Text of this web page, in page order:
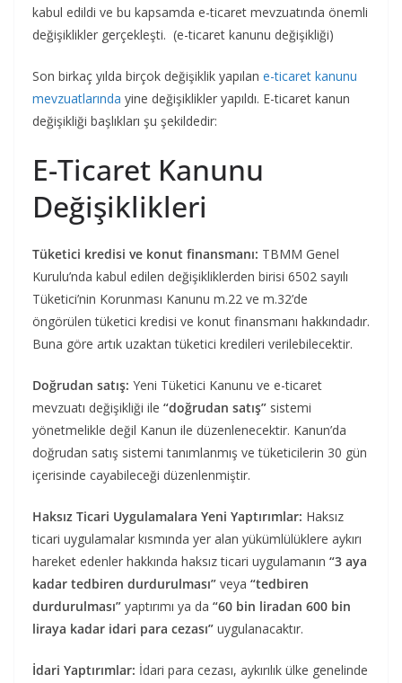
kabul edildi ve bu kapsamda e-ticaret mevzuatında önemli
değişiklikler gerçekleşti. (e-ticaret kanunu değişikliği)
Son birkaç yılda birçok değişiklik yapılan e-ticaret kanunu
mevzuatlarında yine değişiklikler yapıldı. E-ticaret kanun
değişikliği başlıkları şu şekildedir:
E-Ticaret Kanunu
Değişiklikleri
Tüketici kredisi ve konut finansmanı: TBMM Genel
Kurulu’nda kabul edilen değişikliklerden birisi 6502 sayılı
Tüketici’nin Korunması Kanunu m.22 ve m.32’de
öngörülen tüketici kredisi ve konut finansmanı hakkındadır.
Buna göre artık uzaktan tüketici kredileri verilebilecektir.
Doğrudan satış: Yeni Tüketici Kanunu ve e-ticaret
mevzuatı değişikliği ile “doğrudan satış” sistemi
yönetmelikle değil Kanun ile düzenlenecektir. Kanun’da
doğrudan satış sistemi tanımlanmış ve tüketicilerin 30 gün
içerisinde cayabileceği düzenlenmiştir.
Haksız Ticari Uygulamalara Yeni Yaptırımlar: Haksız
ticari uygulamalar kısmında yer alan yükümlülüklere aykırı
hareket edenler hakkında haksız ticari uygulamanın “3 aya
kadar tedbiren durdurulması” veya “tedbiren
durdurulması” yaptırımı ya da “60 bin liradan 600 bin
liraya kadar idari para cezası” uygulanacaktır.
İdari Yaptırımlar: İdari para cezası, aykırılık ülke genelinde